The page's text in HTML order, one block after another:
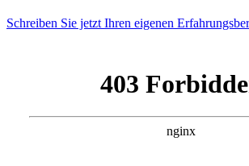
Schreiben Sie jetzt Ihren eigenen